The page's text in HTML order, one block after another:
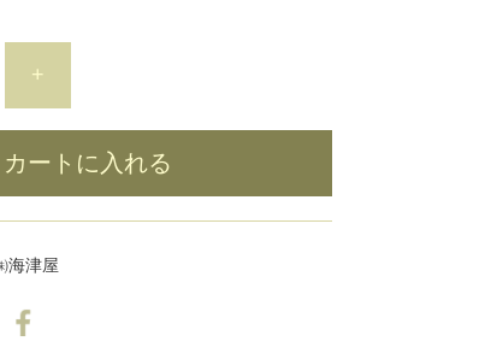
+
カートに入れる
海津屋